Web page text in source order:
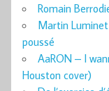
Romain
Martin
poussé
AaRON – I
Houston cover)